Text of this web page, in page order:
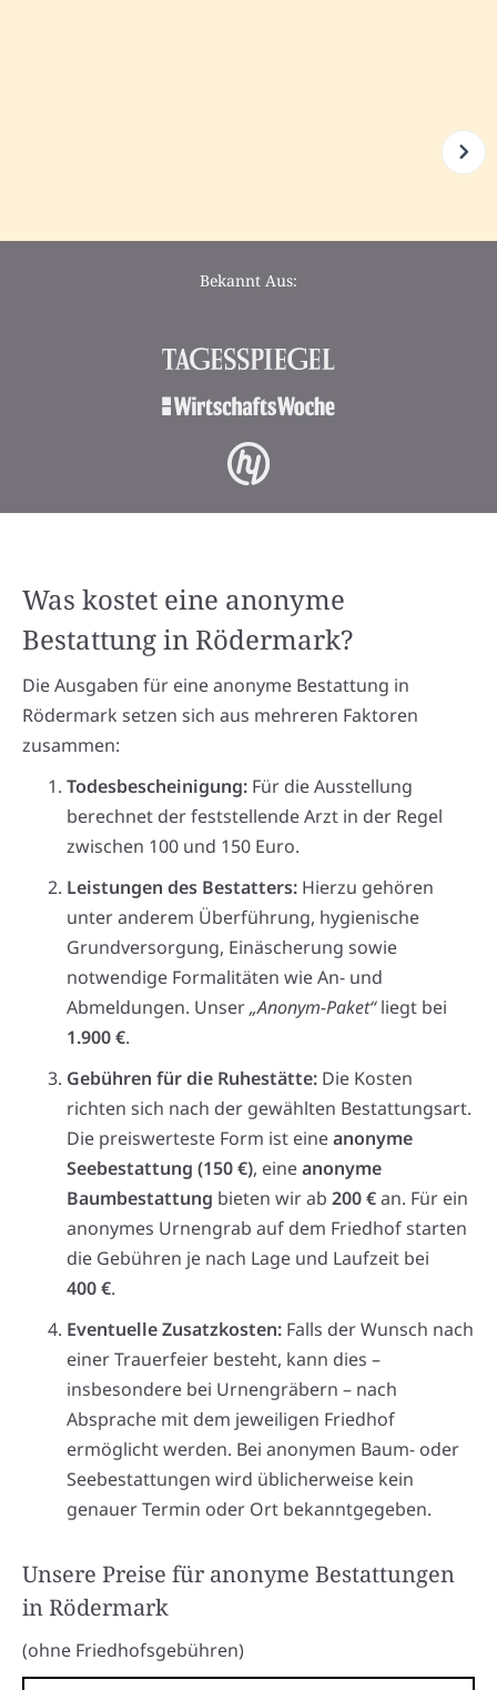
Bekannt Aus:
Was kostet eine anonyme
Bestattung in Rödermark?
Die Ausgaben für eine anonyme Bestattung in
Rödermark setzen sich aus mehreren Faktoren
zusammen:
Todesbescheinigung: Für die Ausstellung
berechnet der feststellende Arzt in der Regel
zwischen 100 und 150 Euro.
Leistungen des Bestatters: Hierzu gehören
unter anderem Überführung, hygienische
Grundversorgung, Einäscherung sowie
notwendige Formalitäten wie An- und
Abmeldungen. Unser„Anonym-Paket“liegt bei
1.900 €.
Gebühren für die Ruhestätte: Die Kosten
richten sich nach der gewählten Bestattungsart.
Die preiswerteste Form ist eineanonyme
Seebestattung (150 €), eineanonyme
Baumbestattung bieten wir ab 200 €an. Für ein
anonymes Urnengrab auf dem Friedhof starten
die Gebühren je nach Lage und Laufzeit bei
400 €.
Eventuelle Zusatzkosten: Falls der Wunsch nach
einer Trauerfeier besteht, kann dies –
insbesondere bei Urnengräbern – nach
Absprache mit dem jeweiligen Friedhof
ermöglicht werden. Bei anonymen Baum- oder
Seebestattungen wird üblicherweise kein
genauer Termin oder Ort bekanntgegeben.
Unsere Preise für anonyme Bestattungen
in Rödermark
(ohne Friedhofsgebühren)